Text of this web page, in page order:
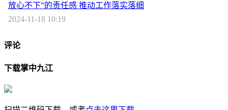
放心不下”的责任感 推动工作落实落细
2024-11-18 10:19
评论
下载掌中九江